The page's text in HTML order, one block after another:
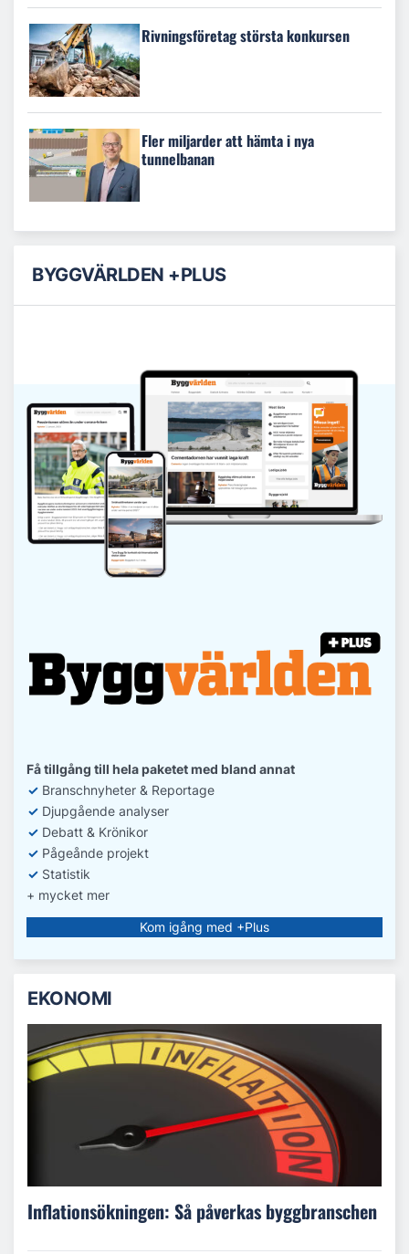
Rivningsföretag största konkursen
Fler miljarder att hämta i nya
tunnelbanan
BYGGVÄRLDEN +PLUS
Få tillgång till hela paketet med bland annat
✓ Branschnyheter & Reportage
✓ Djupgående analyser
✓ Debatt & Krönikor
✓ Pågeånde projekt
✓ Statistik
+ mycket mer
Kom igång med +Plus
EKONOMI
Inflationsökningen: Så påverkas byggbranschen